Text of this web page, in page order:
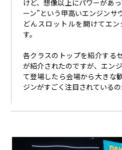
けど、想像以上にパワーがあ
ーン”という甲高いエンジンサ
どんスロットルを開けてエ
す。
各クラスのトップを紹介する
が紹介されたのですが、エン
て登場したら会場から大きな
ジンがすごく注目されているの